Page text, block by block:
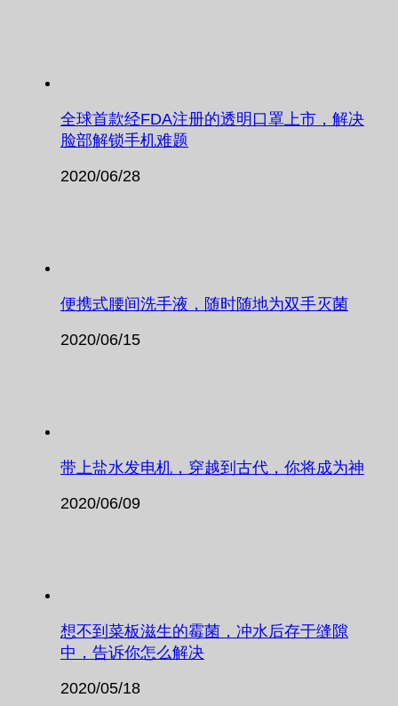
全球首款经FDA注册的透明口罩上市，解决
脸部解锁手机难题
2020/06/28
便携式腰间洗手液，随时随地为双手灭菌
2020/06/15
带上盐水发电机，穿越到古代，你将成为神
2020/06/09
想不到菜板滋生的霉菌，冲水后存于缝隙
中，告诉你怎么解决
2020/05/18